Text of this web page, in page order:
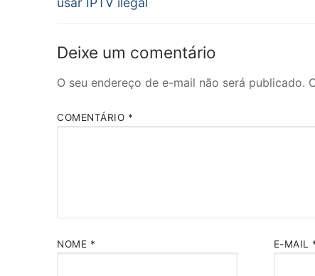
Post
Deixe um comentário
O seu endereço de e-mail não será publicado.
COMENTÁRIO *
NOME * E-MAIL